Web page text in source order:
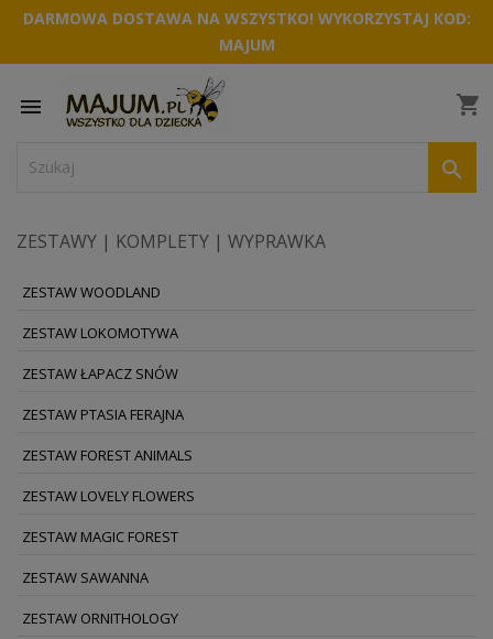
DARMOWA DOSTAWA NA WSZYSTKO! WYKORZYSTAJ KOD:
MAJUM
 shopping_cart

ZESTAWY | KOMPLETY | WYPRAWKA
ZESTAW WOODLAND
ZESTAW LOKOMOTYWA
ZESTAW ŁAPACZ SNÓW
ZESTAW PTASIA FERAJNA
ZESTAW FOREST ANIMALS
ZESTAW LOVELY FLOWERS
ZESTAW MAGIC FOREST
ZESTAW SAWANNA
ZESTAW ORNITHOLOGY